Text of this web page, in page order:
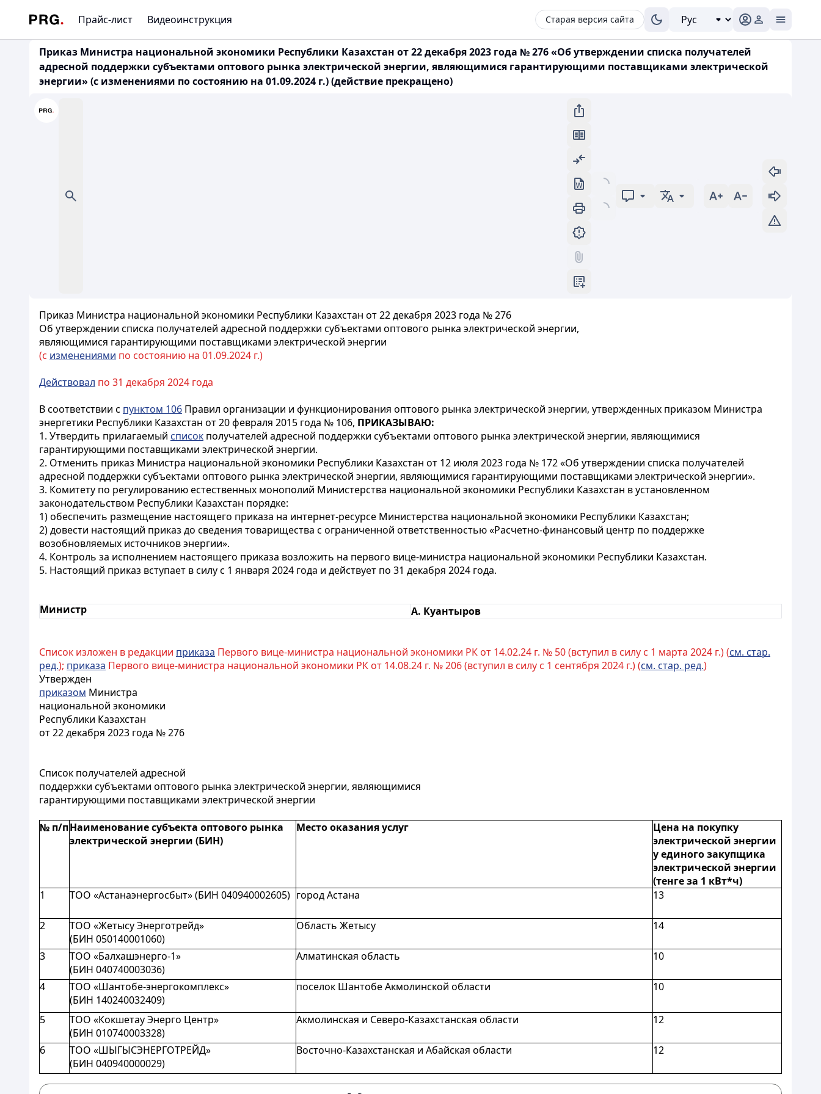
Прайс-лист Видеоинструкция Старая версия сайта
Приказ Министра национальной экономики Республики Казахстан от 22 декабря 2023 года № 276 «Об утверждении списка получателей
адресной поддержки субъектами оптового рынка электрической энергии, являющимися гарантирующими поставщиками электрической
энергии» (с изменениями по состоянию на 01.09.2024 г.) (действие прекращено)
Приказ Министра национальной экономики Республики Казахстан от 22 декабря 2023 года № 276
Об утверждении списка получателей адресной поддержки субъектами оптового рынка электрической энергии,
являющимися гарантирующими поставщиками электрической энергии
(с изменениями по состоянию на 01.09.2024 г.)
Действовал по 31 декабря 2024 года
В соответствии с пунктом 106 Правил организации и функционирования оптового рынка электрической энергии, утвержденных приказом Министра
энергетики Республики Казахстан от 20 февраля 2015 года № 106, ПРИКАЗЫВАЮ:
1. Утвердить прилагаемый список получателей адресной поддержки субъектами оптового рынка электрической энергии, являющимися
гарантирующими поставщиками электрической энергии.
2. Отменить приказ Министра национальной экономики Республики Казахстан от 12 июля 2023 года № 172 «Об утверждении списка получателей
адресной поддержки субъектами оптового рынка электрической энергии, являющимися гарантирующими поставщиками электрической энергии».
3. Комитету по регулированию естественных монополий Министерства национальной экономики Республики Казахстан в установленном
законодательством Республики Казахстан порядке:
1) обеспечить размещение настоящего приказа на интернет-ресурсе Министерства национальной экономики Республики Казахстан;
2) довести настоящий приказ до сведения товарищества с ограниченной ответственностью «Расчетно-финансовый центр по поддержке
возобновляемых источников энергии».
4. Контроль за исполнением настоящего приказа возложить на первого вице-министра национальной экономики Республики Казахстан.
5. Настоящий приказ вступает в силу с 1 января 2024 года и действует по 31 декабря 2024 года.
Министр А. Куантыров
Список изложен в редакции приказа Первого вице-министра национальной экономики РК от 14.02.24 г. № 50 (вступил в силу с 1 марта 2024 г.) (см. стар.
ред.); приказа Первого вице-министра национальной экономики РК от 14.08.24 г. № 206 (вступил в силу с 1 сентября 2024 г.) (см. стар. ред.)
Утвержден
приказом Министра
национальной экономики
Республики Казахстан
от 22 декабря 2023 года № 276
Список получателей адресной
поддержки субъектами оптового рынка электрической энергии, являющимися
гарантирующими поставщиками электрической энергии
№ п/пНаименование субъекта оптового рынка
электрической энергии (БИН)
Место оказания услуг
Цена на покупку
электрической энергии
у единого закупщика
электрической энергии
(тенге за 1 кВт*ч)
1
ТОО «Астанаэнергосбыт» (БИН 040940002605) город Астана 13
2
ТОО «Жетысу Энерготрейд»
(БИН 050140001060)
Область Жетысу 14
3
ТОО «Балхашэнерго-1»
(БИН 040740003036)
Алматинская область 10
4
ТОО «Шантобе-энергокомплекс»
(БИН 140240032409)
поселок Шантобе Акмолинской области 10
5
ТОО «Кокшетау Энерго Центр»
(БИН 010740003328)
Акмолинская и Северо-Казахстанская области 12
6
ТОО «ШЫГЫСЭНЕРГОТРЕЙД»
(БИН 040940000029)
Восточно-Казахстанская и Абайская области 12